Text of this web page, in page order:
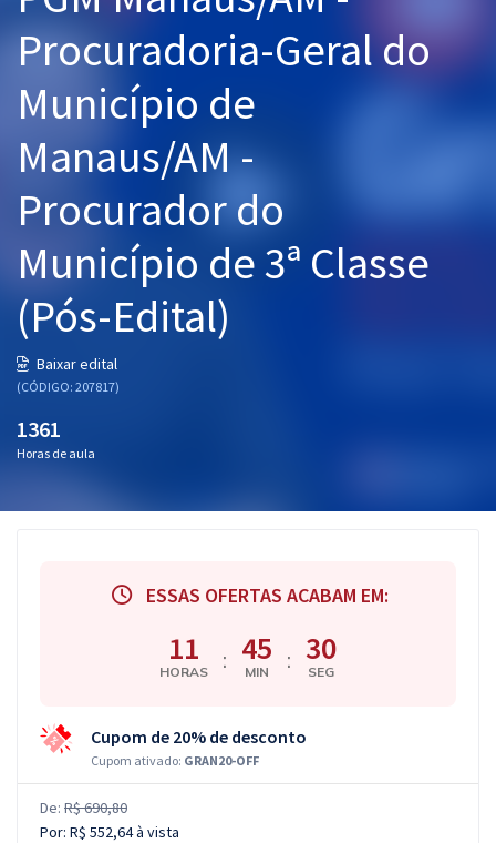
Graduação
Mentorias
Questões grátis
Conteúdo gratuito
Blog
Aprovados
Atendimento
Procuradoria-Geral do
Município de
Manaus/AM -
Procurador do
Município de 3ª Classe
(Pós-Edital)
Baixar edital
(CÓDIGO: 207817)
1361
Horas de aula
ESSAS OFERTAS ACABAM EM:
11
HORAS : 45
MIN : 29
SEG
Cupom de 20% de desconto
Cupom ativado: GRAN20-OFF
De: R$ 690,80
Por: R$ 552,64à vista